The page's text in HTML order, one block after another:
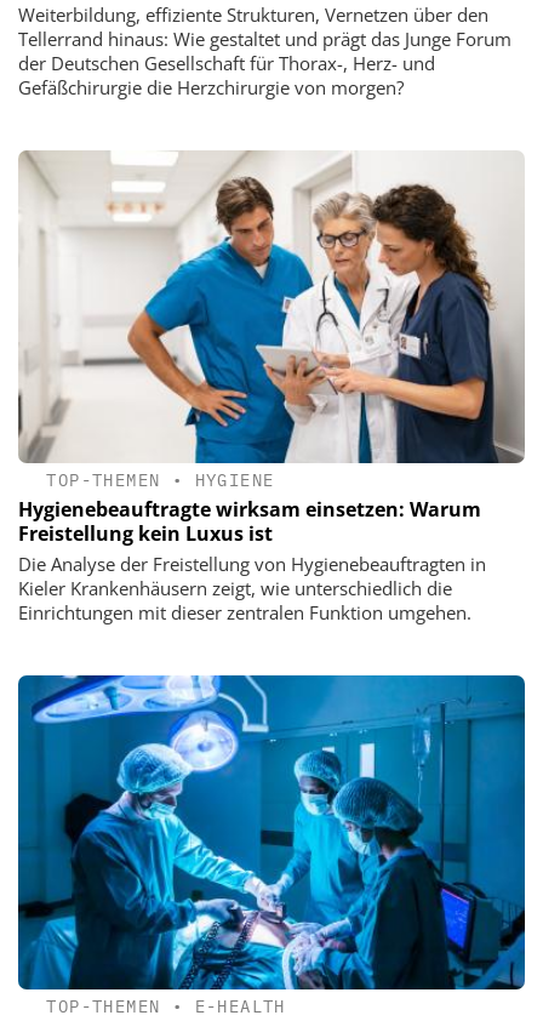
Weiterbildung, effiziente Strukturen, Vernetzen über den
Tellerrand hinaus: Wie gestaltet und prägt das Junge Forum
der Deutschen Gesellschaft für Thorax-, Herz- und
Gefäßchirurgie die Herzchirurgie von morgen?
TOP-THEMEN • HYGIENE
Hygienebeauftragte wirksam einsetzen: Warum
Freistellung kein Luxus ist
Die Analyse der Freistellung von Hygienebeauftragten in
Kieler Krankenhäusern zeigt, wie unterschiedlich die
Einrichtungen mit dieser zentralen Funktion umgehen.
TOP-THEMEN • E-HEALTH